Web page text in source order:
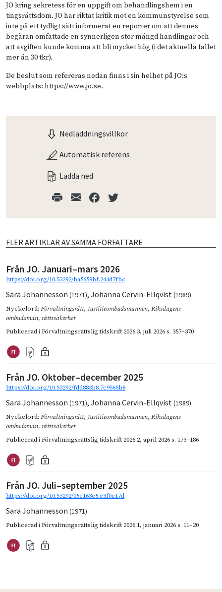
JO kring sekretess för en uppgift om behandlingshem i en
tingsrättsdom. JO har riktat kritik mot en kommunstyrelse som
inte på ett tydligt sätt informerat en reporter om att dennes
begäran omfattade en synnerligen stor mängd handlingar och
att avgiften kunde komma att bli mycket hög (i det aktuella fallet
mer än 30 tkr).
De beslut som refereras nedan finns i sin helhet på JO:s
webbplats: https://www.jo.se.
Nedladdningsvillkor
Automatisk referens
Ladda ned
FLER ARTIKLAR AV SAMMA FÖRFATTARE
Från JO. Januari–mars 2026
https://doi.org/10.53292/ba5659bf.244d7fbc
Sara Johannesson (1971), Johanna Cervin-Ellqvist(1989)
Nyckelord: Förvaltningsrätt,Justitieombudsmannen, Riksdagens
ombudsmän, rättssäkerhet
Publicerad iFörvaltningsrättslig tidskrift 2026 3, juli 2026s. 357–370
Från JO. Oktober–december 2025
https://doi.org/10.53292/fdd883b8.7c9565b8
Sara Johannesson (1971), Johanna Cervin-Ellqvist(1989)
Nyckelord: Förvaltningsrätt,Justitieombudsmannen, Riksdagens
ombudsmän, rättssäkerhet
Publicerad iFörvaltningsrättslig tidskrift 2026 2, april 2026s. 173–186
Från JO. Juli–september 2025
https://doi.org/10.53292/05c163c5.e3f0c17d
Sara Johannesson (1971)
Publicerad iFörvaltningsrättslig tidskrift 2026 1, januari 2026s. 11–20